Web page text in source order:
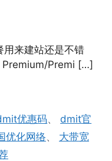
用来建站还是不错
Premium/Premi […]
优惠码、 dmit官
优化网络、 大带宽